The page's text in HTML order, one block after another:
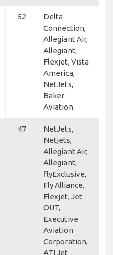
52
Delta
Connection,
Allegiant Air,
Allegiant,
Flexjet, Vista
America,
NetJets,
Baker
Aviation
47
NetJets,
Netjets,
Allegiant Air,
Allegiant,
flyExclusive,
Fly Alliance,
Flexjet, Jet
OUT,
Executive
Aviation
Corporation,
ATI Jet